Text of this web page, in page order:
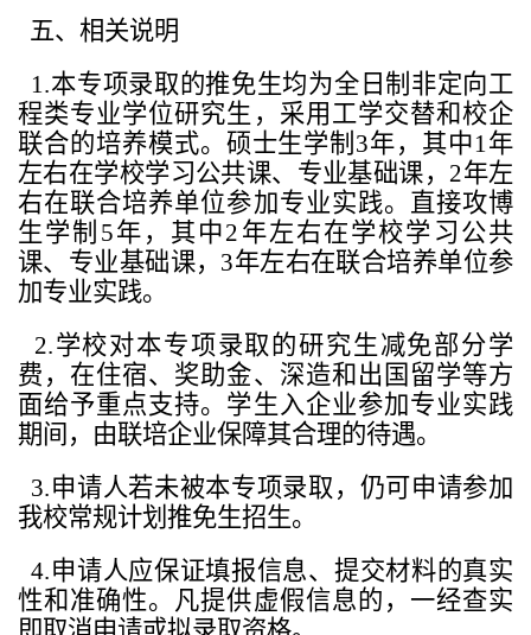
五、相关说明
1.本专项录取的推免生均为全日制非定向工
程类专业学位研究生，采用工学交替和校企
联合的培养模式。硕士生学制3年，其中1年
左右在学校学习公共课、专业基础课，2年左
右在联合培养单位参加专业实践。直接攻博
生学制5年，其中2年左右在学校学习公共
课、专业基础课，3年左右在联合培养单位参
加专业实践。
2.学校对本专项录取的研究生减免部分学
费，在住宿、奖助金、深造和出国留学等方
面给予重点支持。学生入企业参加专业实践
期间，由联培企业保障其合理的待遇。
3.申请人若未被本专项录取，仍可申请参加
我校常规计划推免生招生。
4.申请人应保证填报信息、提交材料的真实
性和准确性。凡提供虚假信息的，一经查实